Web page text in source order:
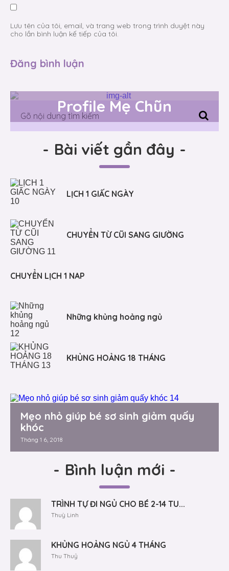
Lưu tên của tôi, email, và trang web trong trình duyệt này
cho lần bình luận kế tiếp của tôi.
Profile Mẹ Chũn
- Bài viết gần đây -
LỊCH 1 GIẤC NGÀY
CHUYỂN TỪ CŨI SANG GIƯỜNG
CHUYỂN LỊCH 1 NAP
Những khủng hoảng ngủ
KHỦNG HOẢNG 18 THÁNG
Mẹo nhỏ giúp bé sơ sinh giảm quấy
khóc
Tháng 1 6, 2018
- Bình luận mới -
TRÌNH TỰ ĐI NGỦ CHO BÉ 2-14 TU...
Thuỳ Linh
KHỦNG HOẢNG NGỦ 4 THÁNG
Thu Thuỷ